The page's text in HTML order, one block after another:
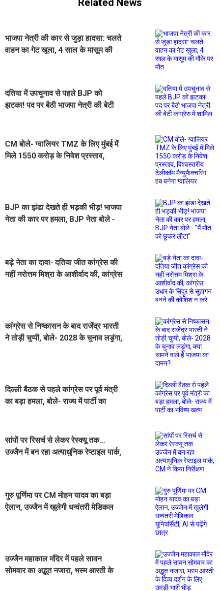
Related News
भाजपा नेत्री की कार से जुड़ा हादसा: चलते
वाहन का गेट खुला, 4 साल के मासूम की
दतिया में उपचुनाव से पहले BJP को
झटका! पद पर बैठी भाजपा नेत्री की बेटी
CM बोले- ग्वालियर TMZ के लिए मुंबई में
मिले 1550 करोड़ के निवेश प्रस्ताव,
BJP का झंडा देखते ही भड़की भीड़! भाजपा
नेता की कार पर हमला, BJP नेता बोले -
बड़े नेता का दावा- दतिया जीत कांग्रेस की
नहीं नरोत्तम मिश्रा के आशीर्वाद की, कांग्रेस
कांग्रेस से निष्कासन के बाद राजेंद्र भारती
ने तोड़ी चुप्पी, बोले- 2028 के चुनाव लड़ूंगा,
दिल्ली बैठक से पहले कांग्रेस पर पूर्व मंत्री
का बड़ा हमला, बोले- राज्य में पार्टी का
सांपों पर रिसर्च से लेकर रेस्क्यू तक...
उज्जैन में बन रहा अत्याधुनिक रेप्टाइल पार्क,
गुरु पूर्णिमा पर CM मोहन यादव का बड़ा
ऐलान, उज्जैन में खुलेगी धन्वंतरी मेडिकल
उज्जैन महाकाल मंदिर में पहले सावन
सोमवार का अद्भुत नजारा, भस्म आरती के